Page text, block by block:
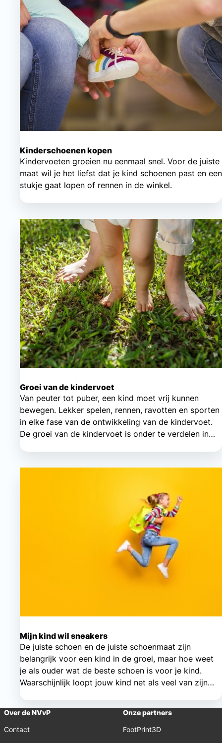
Kinderschoenen kopen
Kindervoeten groeien nu eenmaal snel. Voor de juiste
maat wil je het liefst dat je kind schoenen past en een
stukje gaat lopen of rennen in de winkel.
Groei van de kindervoet
Van peuter tot puber, een kind moet vrij kunnen
bewegen. Lekker spelen, rennen, ravotten en sporten
in elke fase van de ontwikkeling van de kindervoet.
De groei van de kindervoet is onder te verdelen in
Mijn kind wil sneakers
De juiste schoen en de juiste schoenmaat zijn
belangrijk voor een kind in de groei, maar hoe weet
je als ouder wat de beste schoen is voor je kind.
Waarschijnlijk loopt jouw kind net als veel van zijn
Over de NVvP
Contact
Onze partners
FootPrint3D